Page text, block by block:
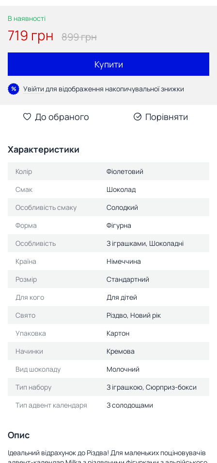
В наявності
719 грн 899 грн
Купити
% Увійти для відображення накопичувальної знижки
До обраного Порівняти
Характеристики
Колір
Фіолетовий
Смак
Шоколад
Особливість смаку
Солодкий
Форма
Фігурна
Особливість
З іграшками, Шоколадні
Країна
Німеччина
Розмір
Стандартний
Для кого
Для дітей
Свято
Різдво, Новий рік
Упаковка
Картон
Начинки
Кремова
Вид шоколаду
Молочний
Тип набору
З іграшкою, Сюрприз-бокси
Тип адвент календаря
З солодощами
Опис
Ідеальний відрахунок до Різдва! Для маленьких поціновувачів